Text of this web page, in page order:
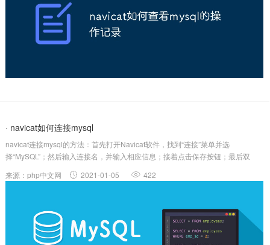
· navicat如何连接mysql
navicat连接mysql的方法：首先打开Navicat软件，找到“连接”菜单并选
择“MySQL”；然后输入连接名，并输入相应信息；接着点击保存按钮；最后双
版，DELLG3电脑，该方法适用于所有品...
来源：php中文网 2021-01-05 422